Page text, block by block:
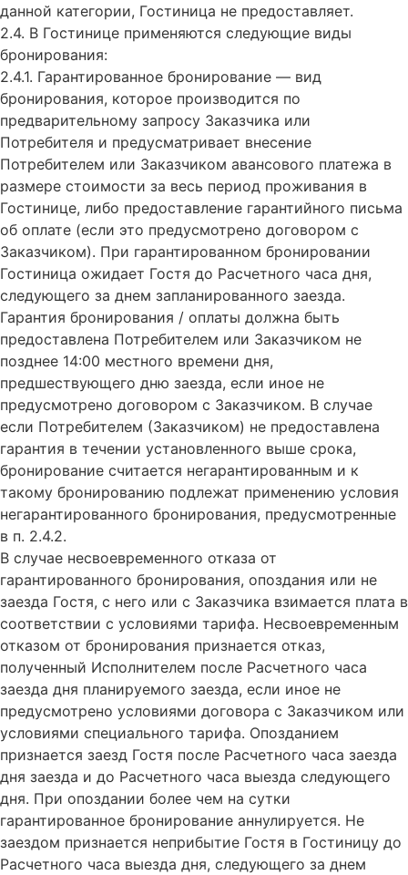
данной категории, Гостиница не предоставляет.
2.4. В Гостинице применяются следующие виды
бронирования:
2.4.1. Гарантированное бронирование — вид
бронирования, которое производится по
предварительному запросу Заказчика или
Потребителя и предусматривает внесение
Потребителем или Заказчиком авансового платежа в
размере стоимости за весь период проживания в
Гостинице, либо предоставление гарантийного письма
об оплате (если это предусмотрено договором с
Заказчиком). При гарантированном бронировании
Гостиница ожидает Гостя до Расчетного часа дня,
следующего за днем запланированного заезда.
Гарантия бронирования / оплаты должна быть
предоставлена Потребителем или Заказчиком не
позднее 14:00 местного времени дня,
предшествующего дню заезда, если иное не
предусмотрено договором с Заказчиком. В случае
если Потребителем (Заказчиком) не предоставлена
гарантия в течении установленного выше срока,
бронирование считается негарантированным и к
такому бронированию подлежат применению условия
негарантированного бронирования, предусмотренные
в п. 2.4.2.
В случае несвоевременного отказа от
гарантированного бронирования, опоздания или не
заезда Гостя, с него или с Заказчика взимается плата в
соответствии с условиями тарифа. Несвоевременным
отказом от бронирования признается отказ,
полученный Исполнителем после Расчетного часа
заезда дня планируемого заезда, если иное не
предусмотрено условиями договора с Заказчиком или
условиями специального тарифа. Опозданием
признается заезд Гостя после Расчетного часа заезда
дня заезда и до Расчетного часа выезда следующего
дня. При опоздании более чем на сутки
гарантированное бронирование аннулируется. Не
заездом признается неприбытие Гостя в Гостиницу до
Расчетного часа выезда дня, следующего за днем